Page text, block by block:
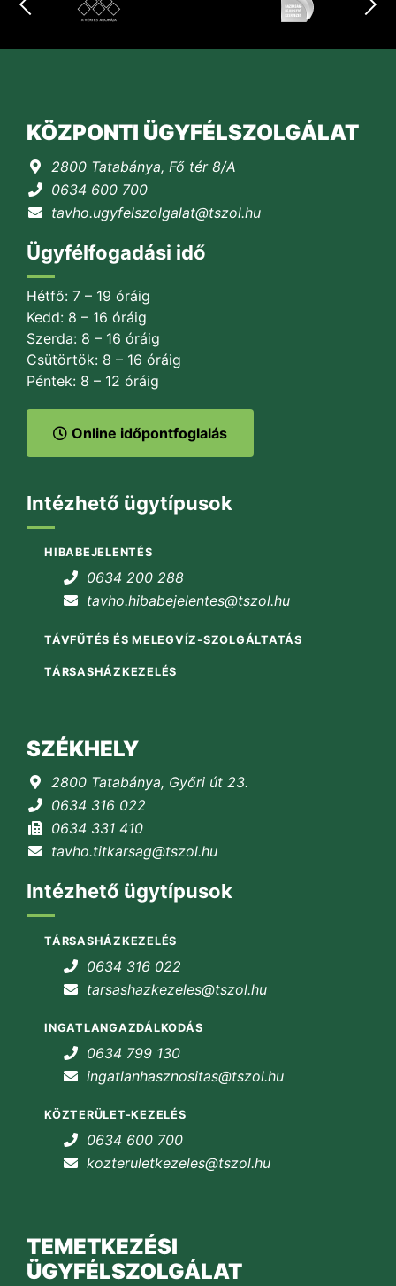
KÖZPONTI ÜGYFÉLSZOLGÁLAT
2800 Tatabánya, Fő tér 8/A
0634 600 700
tavho.ugyfelszolgalat@tszol.hu
Ügyfélfogadási idő
Hétfő: 7 – 19 óráig
Kedd: 8 – 16 óráig
Szerda: 8 – 16 óráig
Csütörtök: 8 – 16 óráig
Péntek: 8 – 12 óráig
Online időpontfoglalás
Intézhető ügytípusok
HIBABEJELENTÉS
0634 200 288
tavho.hibabejelentes@tszol.hu
TÁVFŰTÉS ÉS MELEGVÍZ-SZOLGÁLTATÁS
TÁRSASHÁZKEZELÉS
SZÉKHELY
2800 Tatabánya, Győri út 23.
0634 316 022
0634 331 410
tavho.titkarsag@tszol.hu
Intézhető ügytípusok
TÁRSASHÁZKEZELÉS
0634 316 022
tarsashazkezeles@tszol.hu
INGATLANGAZDÁLKODÁS
0634 799 130
ingatlanhasznositas@tszol.hu
KÖZTERÜLET-KEZELÉS
0634 600 700
kozteruletkezeles@tszol.hu
TEMETKEZÉSI
ÜGYFÉLSZOLGÁLAT